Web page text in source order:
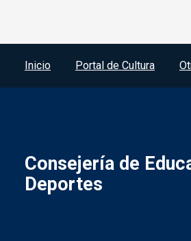
Menú del pie
Inicio Portal de Cultura
Consejería de
Deportes